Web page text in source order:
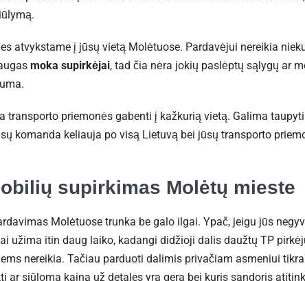
atvykstame į jūsų vietą Molėtuose. Pardavėjui nereikia
moka supirkėjai, tad čia nėra jokių paslėptų sąlygų ar
transporto priemonės gabenti į kažkurią vietą. Galima
komanda keliauja po visą Lietuvą bei jūsų transporto
supirkimas Molėtų mieste
Molėtuose trunka be galo ilgai. Ypač, jeigu jūs
užima itin daug laiko, kadangi didžioji dalis daužtų TP
nereikia. Tačiau parduoti dalimis privačiam asmeniui
ar siūloma kaina už detales yra gera bei kuris sandoris